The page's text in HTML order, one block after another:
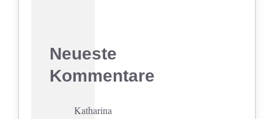
Neueste
Kommentare
Katharina